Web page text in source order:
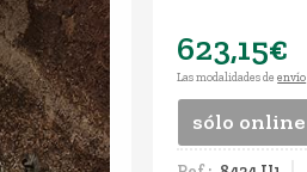
623,15€
Las modalidades deenvío
sólo online